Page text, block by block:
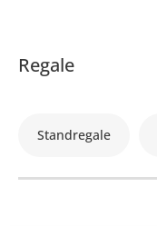
Regale
Standregale